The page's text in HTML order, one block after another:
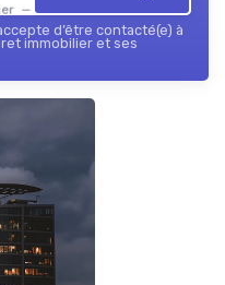
— 2026
d’être contacté(e) à
immobilier et ses